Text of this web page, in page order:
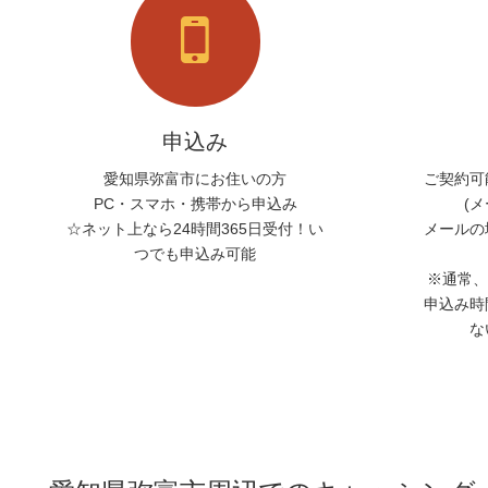
申込み
愛知県弥富市にお住いの方
PC・スマホ・携帯から申込み
☆ネット上なら24時間365日受付！い
つでも申込み可能
ご契約
(
メール
※通常
申込み